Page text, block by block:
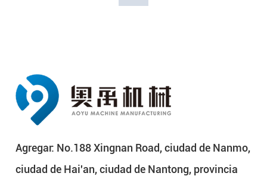
Agregar: No.188 Xingnan Road, ciudad de Nanmo,
ciudad de Hai'an, ciudad de Nantong, provincia